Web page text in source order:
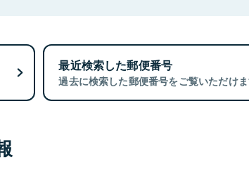
最近検索した郵便番号
過去に検索した郵便番号をご覧いただけま